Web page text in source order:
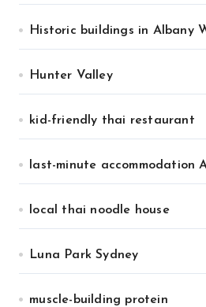
Historic buildings in Albany
Hunter Valley
kid-friendly thai restaurant
last-minute accommodation
local thai noodle house
Luna Park Sydney
muscle-building protein